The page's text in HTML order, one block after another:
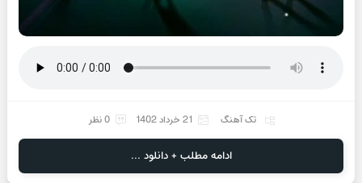
تک آهنگ 21 خرداد 1402 0 نظر
ادامه مطلب + دانلود ...